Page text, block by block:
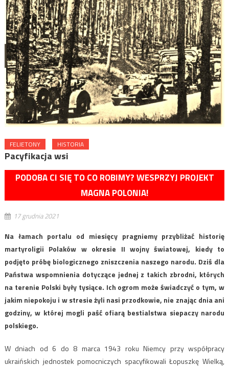
FELIETONY HISTORIA
Pacyfikacja wsi
PODOBA CI SIĘ TO CO ROBIMY? WESPRZYJ PROJEKT
MAGNA POLONIA!
17 grudnia 2021
Na łamach portalu od miesięcy pragniemy przybliżać historię
martyroligii Polaków w okresie II wojny światowej, kiedy to
podjęto próbę biologicznego zniszczenia naszego narodu. Dziś dla
Państwa wspomnienia dotyczące jednej z takich zbrodni, których
na terenie Polski były tysiące. Ich ogrom może świadczyć o tym, w
jakim niepokoju i w stresie żyli nasi przodkowie, nie znając dnia ani
godziny, w której mogli paść ofiarą bestialstwa siepaczy narodu
polskiego.
W dniach od 6 do 8 marca 1943 roku Niemcy przy współpracy
ukraińskich jednostek pomocniczych spacyfikowali Łopuszkę Wielką,